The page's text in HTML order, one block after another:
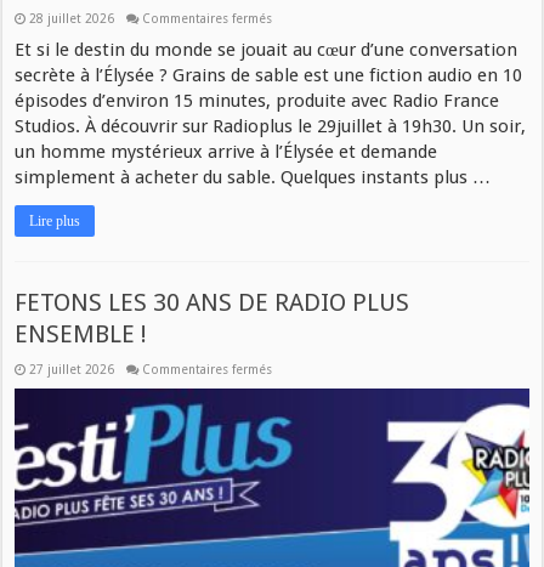
28 juillet 2026 Commentaires fermés
Et si le destin du monde se jouait au cœur d’une conversation
secrète à l’Élysée ? Grains de sable est une fiction audio en 10
épisodes d’environ 15 minutes, produite avec Radio France
Studios. À découvrir sur Radioplus le 29juillet à 19h30. Un soir,
un homme mystérieux arrive à l’Élysée et demande
simplement à acheter du sable. Quelques instants plus …
Lire plus
FETONS LES 30 ANS DE RADIO PLUS
ENSEMBLE !
27 juillet 2026 Commentaires fermés